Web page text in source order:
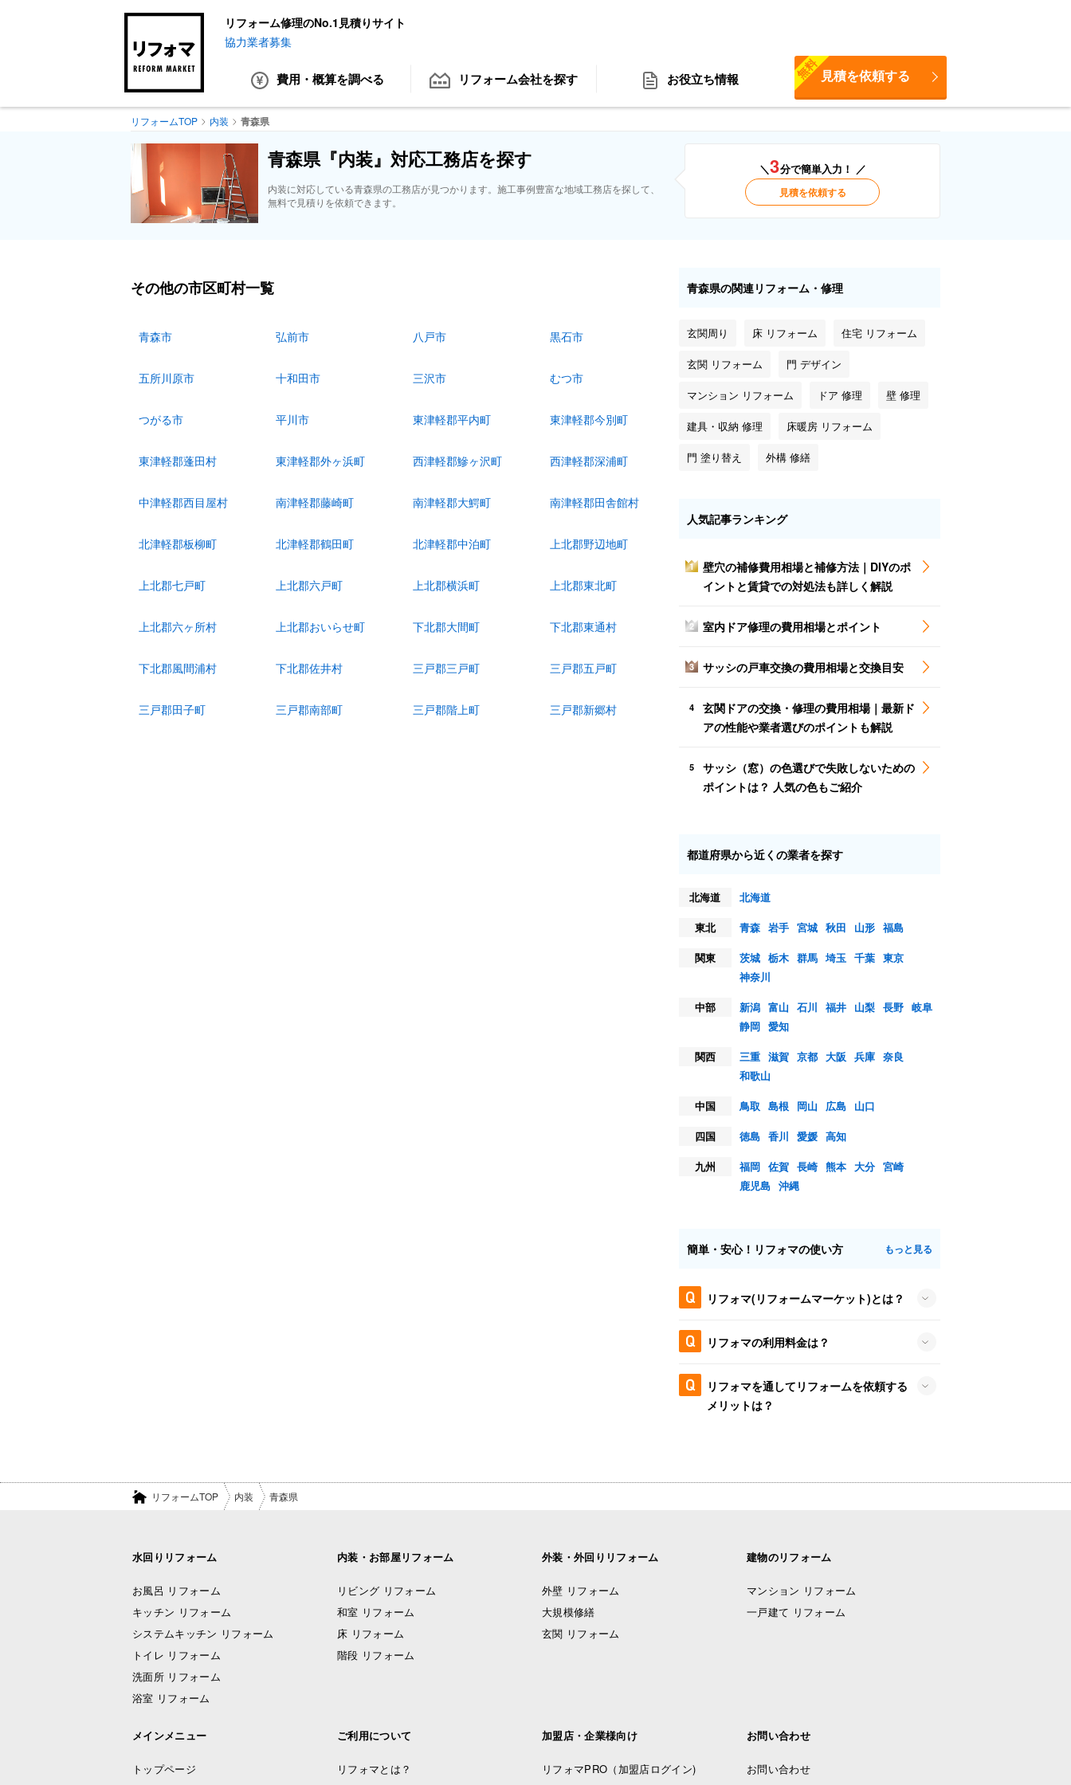
リフォーム修理のNo.1見積りサイト
協力業者募集
費用・概算を調べる リフォーム会社を探す お役立ち情報 見積を依頼する
無料
リフォームTOP 内装 青森県
青森県『内装』対応工務店を探す
内装に対応している青森県の工務店が見つかります。施工事例豊富な地域工務店を探して、
無料で見積りを依頼できます。
＼3分で簡単入力！ ／
見積を依頼する
その他の市区町村一覧
青森市 弘前市 八戸市 黒石市
五所川原市 十和田市 三沢市 むつ市
つがる市 平川市 東津軽郡平内町 東津軽郡今別町
東津軽郡蓬田村 東津軽郡外ヶ浜町 西津軽郡鰺ヶ沢町 西津軽郡深浦町
中津軽郡西目屋村 南津軽郡藤崎町 南津軽郡大鰐町 南津軽郡田舎館村
北津軽郡板柳町 北津軽郡鶴田町 北津軽郡中泊町 上北郡野辺地町
上北郡七戸町 上北郡六戸町 上北郡横浜町 上北郡東北町
上北郡六ヶ所村 上北郡おいらせ町 下北郡大間町 下北郡東通村
下北郡風間浦村 下北郡佐井村 三戸郡三戸町 三戸郡五戸町
三戸郡田子町 三戸郡南部町 三戸郡階上町 三戸郡新郷村
青森県の関連リフォーム・修理
玄関周り 床 リフォーム 住宅 リフォーム
玄関 リフォーム 門 デザイン
マンション リフォーム ドア 修理 壁 修理
建具・収納 修理 床暖房 リフォーム
門 塗り替え 外構 修繕
人気記事ランキング
1
壁穴の補修費用相場と補修方法｜DIYのポ
イントと賃貸での対処法も詳しく解説
2 室内ドア修理の費用相場とポイント
3 サッシの戸車交換の費用相場と交換目安
4
玄関ドアの交換・修理の費用相場｜最新ド
アの性能や業者選びのポイントも解説
5
サッシ（窓）の色選びで失敗しないための
ポイントは？ 人気の色もご紹介
都道府県から近くの業者を探す
北海道
北海道
東北
青森 岩手 宮城 秋田 山形 福島
関東
茨城 栃木 群馬 埼玉 千葉 東京
神奈川
中部
新潟 富山 石川 福井 山梨 長野 岐阜
静岡 愛知
関西
三重 滋賀 京都 大阪 兵庫 奈良
和歌山
中国
鳥取 島根 岡山 広島
山口
四国
徳島 香川 愛媛 高知
九州
福岡 佐賀 長崎 熊本 大分 宮崎
鹿児島 沖縄
簡単・安心！リフォマの使い方 もっと見る
リフォマ(リフォームマーケット)とは？
リフォマの利用料金は？
リフォマを通してリフォームを依頼する
メリットは？
リフォームTOP 内装 青森県
水回りリフォーム
お風呂 リフォーム
キッチン リフォーム
システムキッチン リフォーム
トイレ リフォーム
洗面所 リフォーム
浴室 リフォーム
内装・お部屋リフォーム
リビング リフォーム
和室 リフォーム
床 リフォーム
階段 リフォーム
外装・外回りリフォーム
外壁 リフォーム
大規模修繕
玄関 リフォーム
建物のリフォーム
マンション リフォーム
一戸建て リフォーム
メインメニュー
トップページ
ご利用について
リフォマとは？
加盟店・企業様向け
リフォマPRO （加盟店ログイン)
お問い合わせ
お問い合わせ